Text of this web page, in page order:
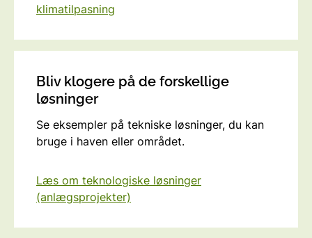
klimatilpasning
Bliv klogere på de forskellige
løsninger
Se eksempler på tekniske løsninger, du kan
bruge i haven eller området.
Læs om teknologiske løsninger
(anlægsprojekter)